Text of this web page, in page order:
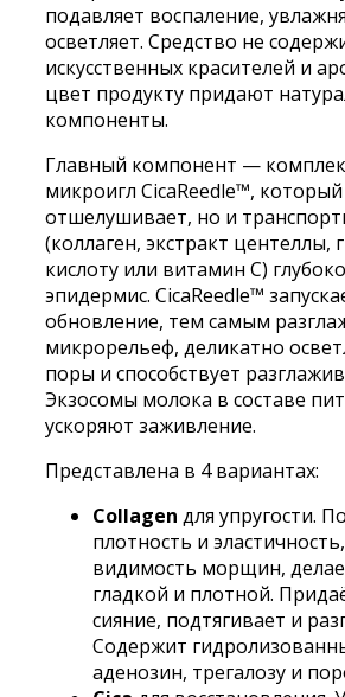
Pack
подавляет воспаление,
осветляет. Средство не
искусственных красителей и
цвет продукту придают
компоненты.
Главный компонент —
микроигл CicaReedle™,
отшелушивает, но и
(коллаген, экстракт центеллы,
кислоту или витамин С)
эпидермис. CicaReedle™
обновление, тем самым
микрорельеф, деликатно
поры и способствует
Экзосомы молока в составе
ускоряют заживление.
Представлена в 4 вариантах:
Collagen для упругости.
плотность и
видимость морщин,
гладкой и плотной.
сияние, подтягивает и
Содержит
аденозин, трегалозу и